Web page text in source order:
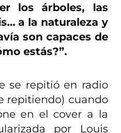
los árboles, las
a la naturaleza y
son capaces de
estás?”.
se repitió en radio
repitiendo) cuando
en el cover a la
por Louis